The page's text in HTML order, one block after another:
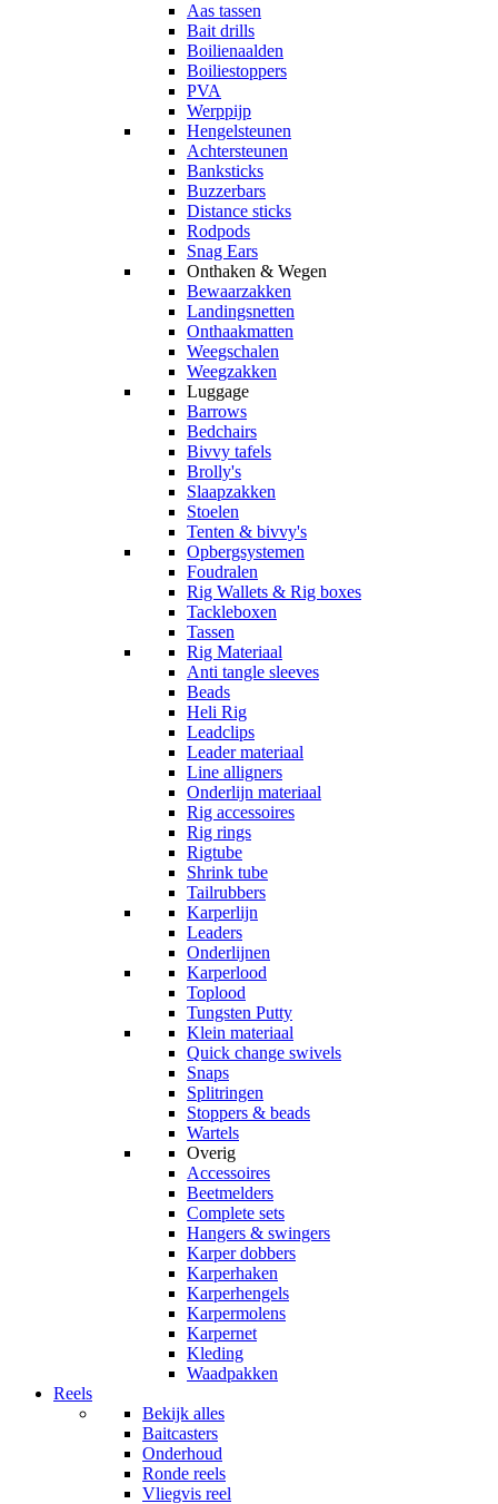
Aas tassen
Bait drills
Boilienaalden
Boiliestoppers
PVA
Werppijp
Hengelsteunen
Achtersteunen
Banksticks
Buzzerbars
Distance sticks
Rodpods
Snag Ears
Onthaken & Wegen
Bewaarzakken
Landingsnetten
Onthaakmatten
Weegschalen
Weegzakken
Luggage
Barrows
Bedchairs
Bivvy tafels
Brolly's
Slaapzakken
Stoelen
Tenten & bivvy's
Opbergsystemen
Foudralen
Rig Wallets & Rig boxes
Tackleboxen
Tassen
Rig Materiaal
Anti tangle sleeves
Beads
Heli Rig
Leadclips
Leader materiaal
Line alligners
Onderlijn materiaal
Rig accessoires
Rig rings
Rigtube
Shrink tube
Tailrubbers
Karperlijn
Leaders
Onderlijnen
Karperlood
Toplood
Tungsten Putty
Klein materiaal
Quick change swivels
Snaps
Splitringen
Stoppers & beads
Wartels
Overig
Accessoires
Beetmelders
Complete sets
Hangers & swingers
Karper dobbers
Karperhaken
Karperhengels
Karpermolens
Karpernet
Kleding
Waadpakken
Reels
Bekijk alles
Baitcasters
Onderhoud
Ronde reels
Vliegvis reel